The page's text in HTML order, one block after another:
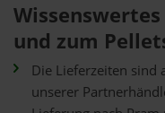
und zum
Die Lieferzeiten sind
unserer